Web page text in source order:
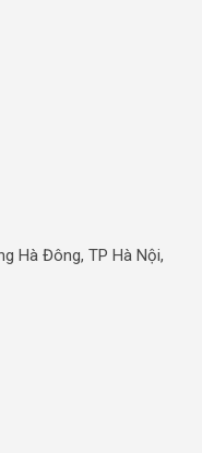
Hà Đông, TP Hà Nội,